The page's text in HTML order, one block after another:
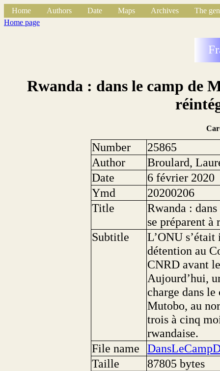
Home Authors Date Maps Archives
The
Home page
Rwanda : dans le camp de
Number
25865
Author
Broulard,
Date
6 février 2020
Ymd
20200206
Title
Rwanda :
se préparent à
Subtitle
L’ONU
détention au
CNRD avant
Aujourd’hui,
charge dans
Mutobo, au
trois à cinq
rwandaise.
File name
Taille
87805 bytes